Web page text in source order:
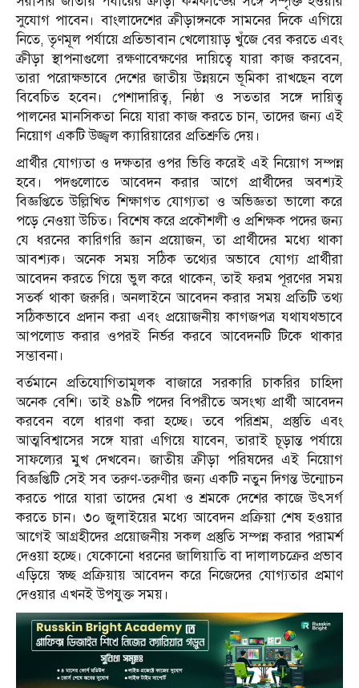
সুযোগ পাবেন। বাংলাদেশের ক্রীড়াঙ্গনকে সামনের দিকে এগিয়ে
নিতে, তৃণমূল পর্যায়ে প্রতিভাবান খেলোয়াড় খুঁজে বের করতে এবং
ক্রীড়া স্থাপনাগুলো রক্ষণাবেক্ষণের দায়িত্বে যারা কাজ করবেন,
তারা পরোক্ষভাবে দেশের জাতীয় উন্নয়নে ভূমিকা রাখছেন বলে
বিবেচিত হবেন। পেশাদারিত্ব, নিষ্ঠা ও সততার সঙ্গে দায়িত্ব
পালনের মানসিকতা নিয়ে যারা কাজ করতে চান, তাদের জন্য এই
নিয়োগ একটি উজ্জ্বল ক্যারিয়ারের প্রতিশ্রুতি দেয়।
প্রার্থীর যোগ্যতা ও দক্ষতার ওপর ভিত্তি করেই এই নিয়োগ সম্পন্ন
হবে। পদগুলোতে আবেদন করার আগে প্রার্থীদের অবশ্যই
বিজ্ঞপ্তিতে উল্লিখিত শিক্ষাগত যোগ্যতা ও অভিজ্ঞতা ভালো করে
পড়ে নেওয়া উচিত। বিশেষ করে প্রকৌশলী ও প্রশিক্ষক পদের জন্য
যে ধরনের কারিগরি জ্ঞান প্রয়োজন, তা প্রার্থীদের মধ্যে থাকা
আবশ্যক। অনেক সময় সঠিক তথ্যের অভাবে যোগ্য প্রার্থীরা
আবেদন করতে গিয়ে ভুল করে থাকেন, তাই ফরম পূরণের সময়
সতর্ক থাকা জরুরি। অনলাইনে আবেদন করার সময় প্রতিটি তথ্য
সঠিকভাবে প্রদান করা এবং প্রয়োজনীয় কাগজপত্র যথাযথভাবে
আপলোড করার ওপরই নির্ভর করবে আবেদনটি টিকে থাকার
সম্ভাবনা।
বর্তমানে প্রতিযোগিতামূলক বাজারে সরকারি চাকরির চাহিদা
অনেক বেশি। তাই ৪৯টি পদের বিপরীতে অসংখ্য প্রার্থী আবেদন
করবেন বলে ধারণা করা হচ্ছে। তবে পরিশ্রম, প্রস্তুতি এবং
আত্মবিশ্বাসের সঙ্গে যারা এগিয়ে যাবেন, তারাই চূড়ান্ত পর্যায়ে
সাফল্যের মুখ দেখবেন। জাতীয় ক্রীড়া পরিষদের এই নিয়োগ
বিজ্ঞপ্তিটি সেই সব তরুণ-তরুণীর জন্য একটি নতুন দিগন্ত উন্মোচন
করতে পারে যারা তাদের মেধা ও শ্রমকে দেশের কাজে উৎসর্গ
করতে চান। ৩০ জুলাইয়ের মধ্যে আবেদন প্রক্রিয়া শেষ হওয়ার
আগেই আগ্রহীদের প্রয়োজনীয় সকল প্রস্তুতি সম্পন্ন করার পরামর্শ
দেওয়া হচ্ছে। যেকোনো ধরনের জালিয়াতি বা দালালচক্রের প্রভাব
এড়িয়ে স্বচ্ছ প্রক্রিয়ায় আবেদন করে নিজেদের যোগ্যতার প্রমাণ
দেওয়ার এখনই উপযুক্ত সময়।